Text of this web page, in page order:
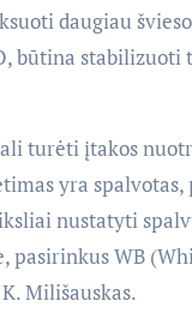
daugiau
būtina stabilizuoti
turėti įtakos
yra
nustatyti
WB
Milišauskas.